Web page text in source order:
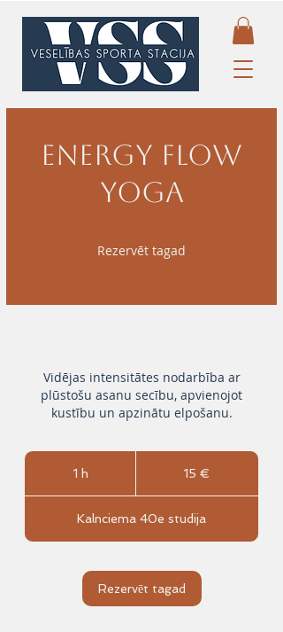
Energy Flow
Yoga
Rezervēt tagad
Vidējas intensitātes nodarbība ar
plūstošu asanu secību, apvienojot
kustību un apzinātu elpošanu.
1 h 15 €
Kalnciema 40e studija
Rezervēt tagad